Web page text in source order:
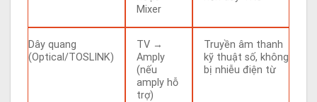
Mixer
Dây quang
(Optical/TOSLINK)
TV →
Amply
(nếu
amply hỗ
trợ)
Truyền âm thanh
kỹ thuật số, không
bị nhiễu điện từ